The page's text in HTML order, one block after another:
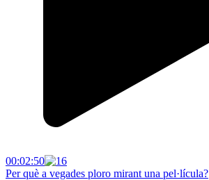
00:02:50
Per què a vegades ploro mirant una pel·lícula?